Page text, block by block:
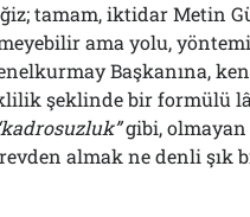
tamam, iktidar Metin
ama yolu,
Başkanına,
şeklinde bir formülü
gibi,
almak ne denli şık